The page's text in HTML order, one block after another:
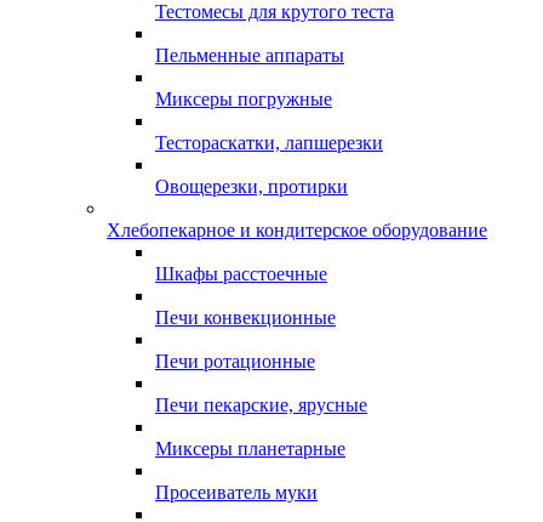
Тестомесы для крутого теста
Пельменные аппараты
Миксеры погружные
Тестораскатки, лапшерезки
Овощерезки, протирки
Хлебопекарное и кондитерское оборудование
Шкафы расстоечные
Печи конвекционные
Печи ротационные
Печи пекарские, ярусные
Миксеры планетарные
Просеиватель муки